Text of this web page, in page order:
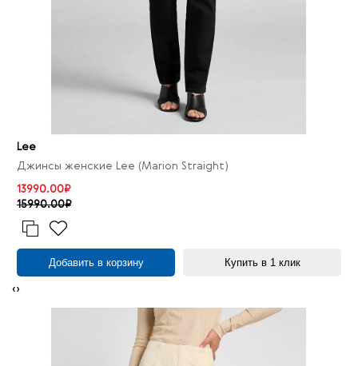
Lee
Джинсы женские Lee (Marion Straight)
13990.00₽
15990.00₽
Добавить в корзину Купить в 1 клик
‹›